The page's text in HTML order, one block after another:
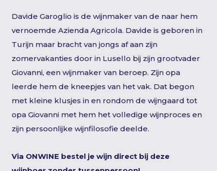
Davide Garoglio is de wijnmaker van de naar hem
vernoemde Azienda Agricola. Davide is geboren in
Turijn maar bracht van jongs af aan zijn
zomervakanties door in Lusello bij zijn grootvader
Giovanni, een wijnmaker van beroep. Zijn opa
leerde hem de kneepjes van het vak. Dat begon
met kleine klusjes in en rondom de wijngaard tot
opa Giovanni met hem het volledige wijnproces en
zijn persoonlijke wijnfilosofie deelde.
Via ONWINE bestel je wijn direct bij deze